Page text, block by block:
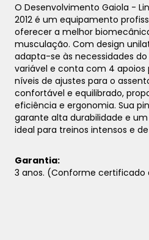
O Desenvolvimento Gaiola -
2012 é um equipamento
oferecer a melhor
musculação. Com design
adapta-se às necessidades
variável e conta com 4 apoios
níveis de ajustes para o
confortável e equilibrado,
eficiência e ergonomia. Sua
garante alta durabilidade e
ideal para treinos intensos e
Garantia:
3 anos. (Conforme certificado